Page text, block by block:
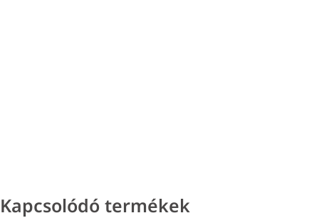
Kapcsolódó termékek